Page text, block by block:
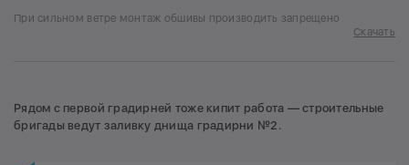
При сильном ветре монтаж обшивы производить запрещено
Скачать
Рядом с первой градирней тоже кипит работа — строительные
бригады ведут заливку днища градирни №2.